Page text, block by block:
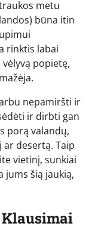
metu
būna itin
rinktis labai
popietę,
nepamiršti ir
ir dirbti gan
porą valandų,
desertą. Taip
vietinį, sunkiai
jums šią jaukią,